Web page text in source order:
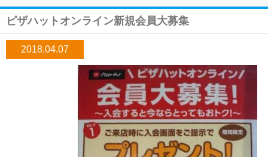
ピザハットオンライン新規会員大募集
2018.04.07